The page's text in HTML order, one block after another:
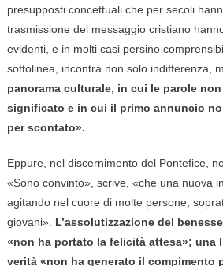
presupposti concettuali che per secoli
trasmissione del messaggio cristiano
evidenti, e in molti casi persino
sottolinea, incontra non solo indifferenza,
panorama culturale, in cui le parole
significato e in cui il primo annuncio
per scontato».
Eppure, nel discernimento del Pontefice,
«Sono convinto», scrive, «che una nuova
agitando nel cuore di molte persone,
giovani». L’assolutizzazione del
«non ha portato la felicità attesa»; una
verità «non ha generato il compimento